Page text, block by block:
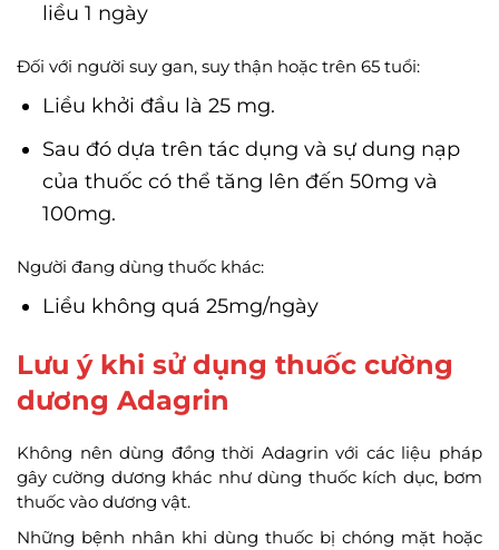
liều 1 ngày
Đối với người suy gan, suy thận hoặc trên 65 tuổi:
Liều khởi đầu là 25 mg.
Sau đó dựa trên tác dụng và sự dung nạp
của thuốc có thể tăng lên đến 50mg và
100mg.
Người đang dùng thuốc khác:
Liều không quá 25mg/ngày
Lưu ý khi sử dụng thuốc cường
dương Adagrin
Không nên dùng đồng thời Adagrin với các liệu pháp
gây cường dương khác như dùng thuốc kích dục, bơm
thuốc vào dương vật.
Những bệnh nhân khi dùng thuốc bị chóng mặt hoặc